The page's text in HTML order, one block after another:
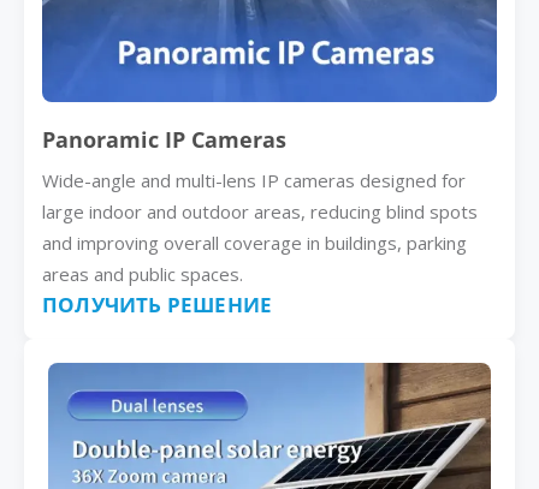
Panoramic IP Cameras
Wide-angle and multi-lens IP cameras designed for
large indoor and outdoor areas, reducing blind spots
and improving overall coverage in buildings, parking
areas and public spaces.
ПОЛУЧИТЬ РЕШЕНИЕ